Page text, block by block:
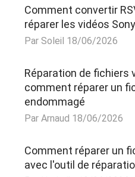
Comment convertir
réparer les vidéos
Par Soleil 18/06/2026
Réparation de fichiers
comment réparer un
endommagé
Par Arnaud 18/06/2026
Comment réparer un
avec l'outil de